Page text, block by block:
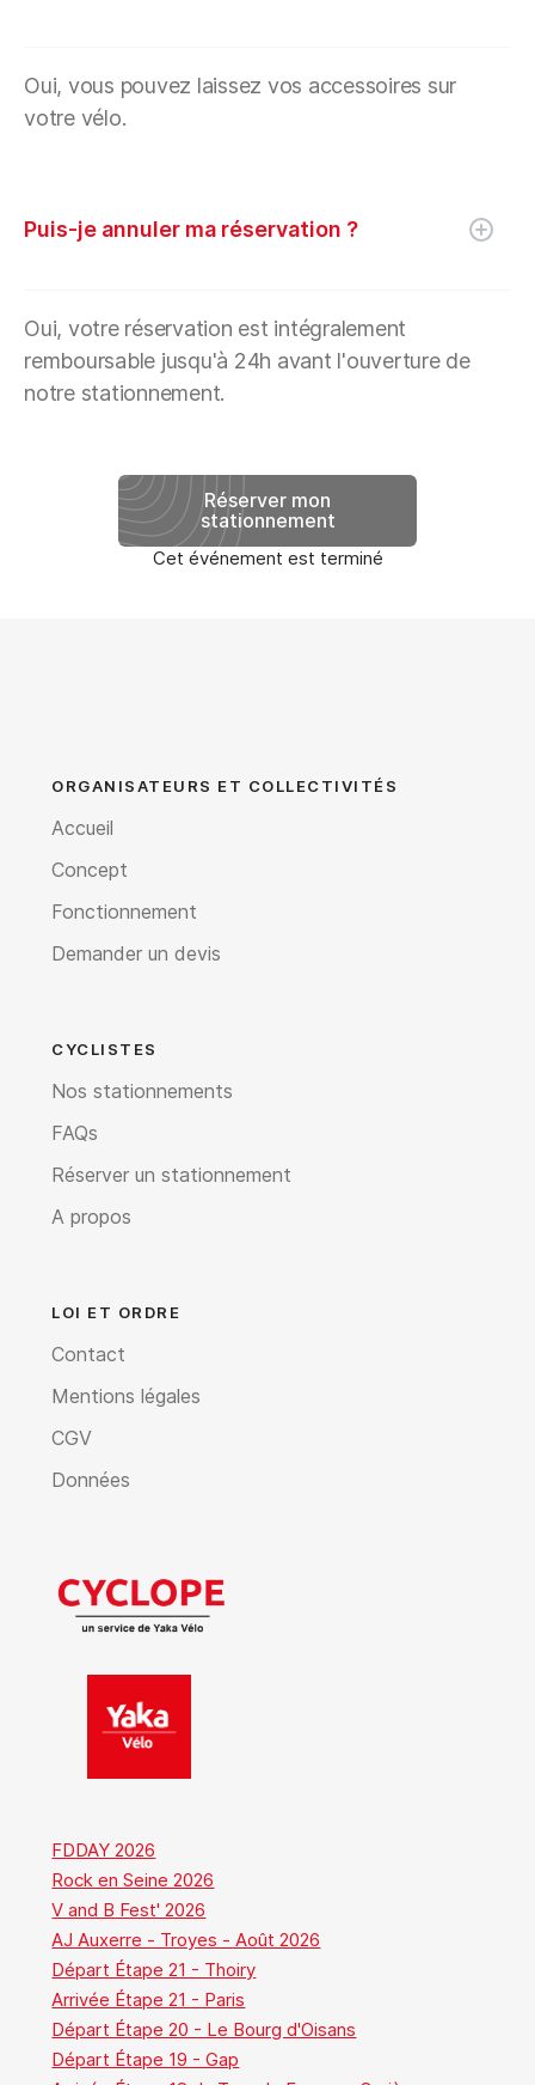
Oui, vous pouvez laissez vos accessoires sur
votre vélo.
Puis-je annuler ma réservation ?
Oui, votre réservation est intégralement
remboursable jusqu'à 24h avant l'ouverture de
notre stationnement.
Réserver mon
stationnement
Cet événement est terminé
CYCLISTES
Nos stationnements
FAQs
Réserver un stationnement
A propos
LOI ET ORDRE
Contact
Mentions légales
CGV
Données
ORGANISATEURS ET COLLECTIVITÉS
Accueil
Concept
Fonctionnement
Demander un devis
FDDAY 2026
Rock en Seine 2026
V and B Fest' 2026
AJ Auxerre - Troyes - Août 2026
Départ Étape 21 - Thoiry
Arrivée Étape 21 - Paris
Départ Étape 20 - Le Bourg d'Oisans
Départ Étape 19 - Gap